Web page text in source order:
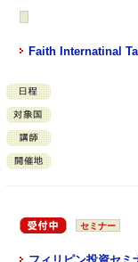
Faith Internatinal
セミナー